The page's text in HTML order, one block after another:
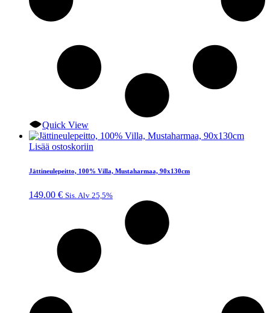
Quick View
Lisää ostoskoriin
Jättineulepeitto, 100% Villa, Mustaharmaa, 90x130cm
149.00 € Sis. Alv 25,5%